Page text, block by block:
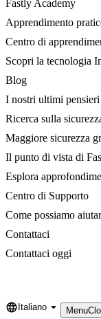
Fastly Academy
Apprendimento
Centro di
Scopri la tecnologia
Blog
I nostri ultimi pensieri
Ricerca sulla
Maggiore sicurezza
Il punto di vista di
Esplora
Centro di Supporto
Come possiamo
Contattaci
Contattaci oggi
Language
Italiano Menu